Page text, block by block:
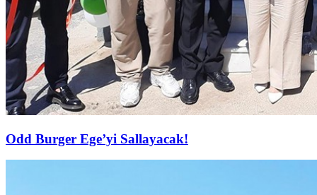
Odd Burger Ege’yi Sallayacak!